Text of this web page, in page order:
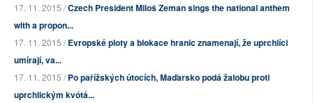
17. 11. 2015 /Czech President Miloš Zeman sings the national anthem
with a propon...
17. 11. 2015 /Evropské ploty a blokace hranic znamenají, že uprchlíci
umírají, va...
17. 11. 2015 /Po pařížských útocích, Maďarsko podá žalobu proti
uprchlickým kvótá...